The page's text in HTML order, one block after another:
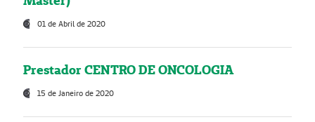
01 de Abril de 2020
Prestador CENTRO DE ONCOLOGIA
15 de Janeiro de 2020